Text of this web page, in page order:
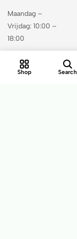
Maandag –
Vrijdag: 10:00 –
18:00
Heeft u hulp
nodig bij uw
Shop Search